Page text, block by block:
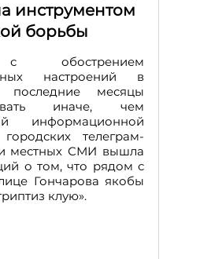
инструментом
борьбы
обострением
настроений в
последние месяцы
иначе, чем
информационной
телеграм-
местных СМИ вышла
о том, что рядом с
Гончарова якобы
клую».